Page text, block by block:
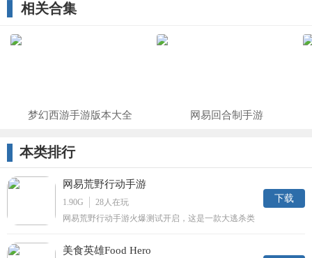
相关合集
梦幻西游手游版本大全 网易回合制手游
本类排行
网易荒野行动手游
1.90G 28人在玩
网易荒野行动手游火爆测试开启，这是一款大逃杀类
你的对手，你能成为最后一人吗！
下载
美食英雄Food Hero